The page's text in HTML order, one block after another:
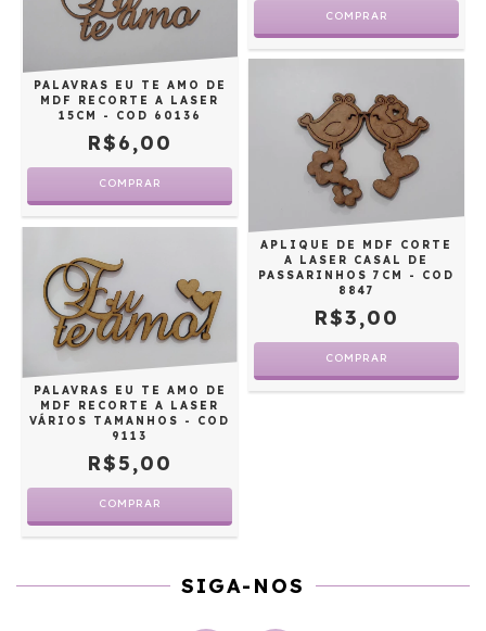
PALAVRAS EU TE AMO DE
MDF RECORTE A LASER
15CM - COD 60136
R$6,00
APLIQUE DE MDF CORTE
A LASER CASAL DE
PASSARINHOS 7CM - COD
8847
R$3,00
PALAVRAS EU TE AMO DE
MDF RECORTE A LASER
VÁRIOS TAMANHOS - COD
9113
R$5,00
COMPRAR
SIGA-NOS